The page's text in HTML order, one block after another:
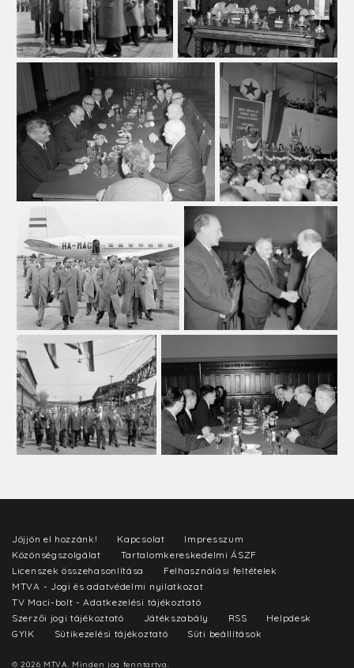
Jöjjön el hozzánk! Kapcsolat
Impresszum
Közönségszolgálat
Tartalomkereskedelmi ÁSZF
Licenszek összehasonlítása
Felhasználási feltételek
MTVA - Jogi és adatvédelmi nyilatkozat
TV Maci-bolt - Adatkezelési tájékoztató
Szerzői jogi tájékoztató
Játékszabály RSS
Helpdesk
GYIK
Sütikezelési tájékoztató Süti beállítások
© 2026 MTVA. Minden jog fenntartva.